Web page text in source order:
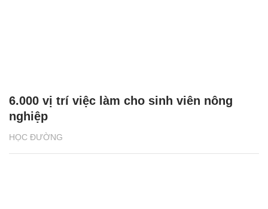
HỌC ĐƯỜNG
6.000 vị trí việc làm cho sinh viên nông
nghiệp